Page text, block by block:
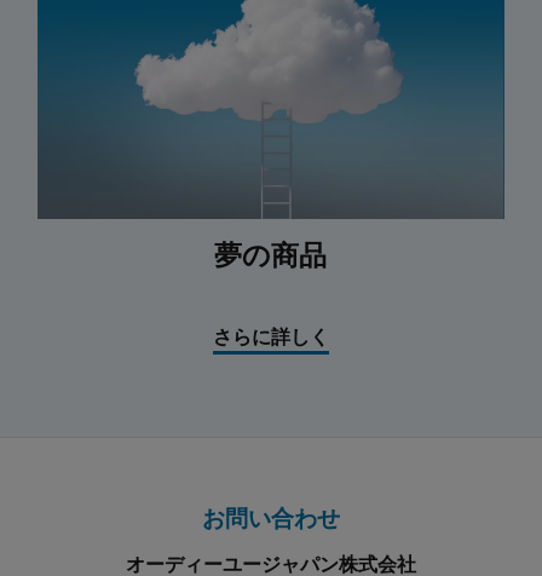
夢の商品
さらに詳しく
お問い合わせ
オーディーユージャパン株式会社